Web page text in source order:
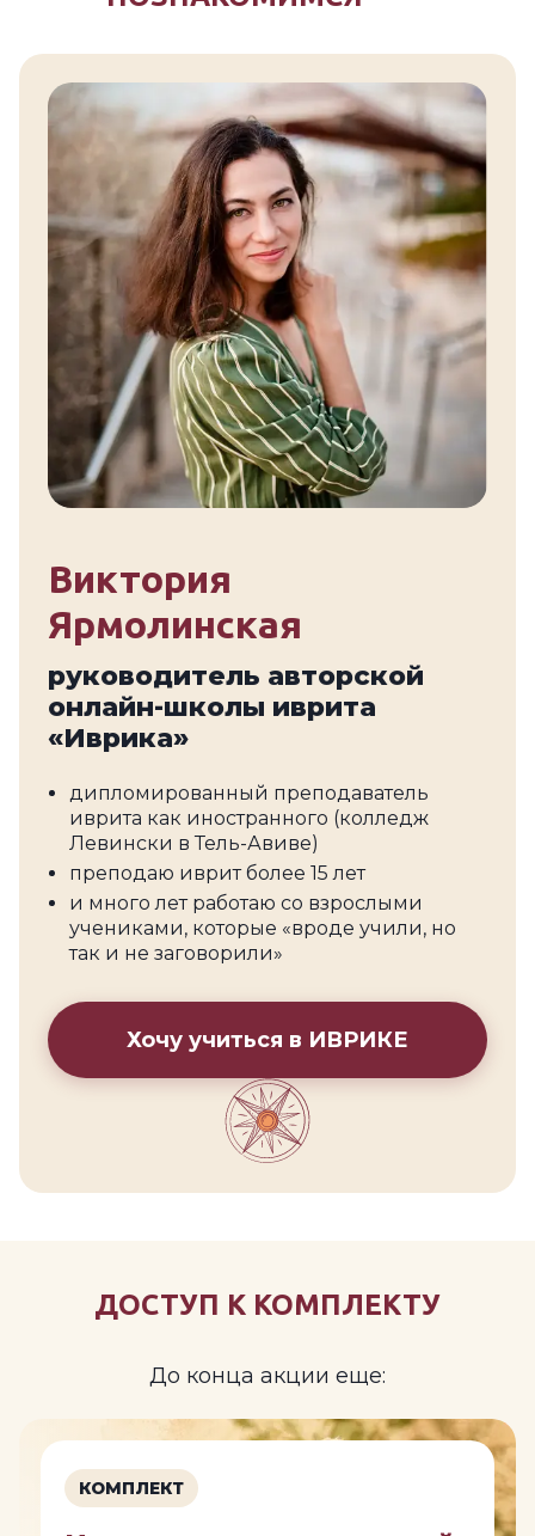
Виктория
Ярмолинская
руководитель авторской
онлайн-школы иврита
«Иврика»
дипломированный преподаватель
иврита как иностранного (колледж
Левински в Тель-Авиве)
преподаю иврит более 15 лет
и много лет работаю со взрослыми
учениками, которые «вроде учили, но
так и не заговорили»
Хочу учиться в ИВРИКЕ
ДОСТУП К КОМПЛЕКТУ
До конца акции еще:
КОМПЛЕКТ